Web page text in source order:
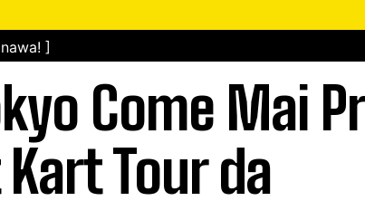
]
Come Mai
Tour da